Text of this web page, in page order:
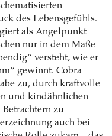
des Lebensgefühls.
als Angelpunkt
nur in dem Maße
versteht, wie er
gewinnt. Cobra
zu, durch kraftvolle
und kindähnlichen
zu
auch bei